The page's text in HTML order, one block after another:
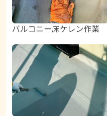
バルコニー床ケレン作業